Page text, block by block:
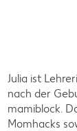
Julia ist
nach der
mamiblock.
Momhacks